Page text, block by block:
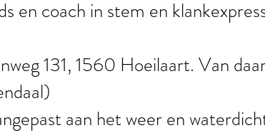
en coach in stem en
131, 1560 Hoeilaart. Van
aan het weer en